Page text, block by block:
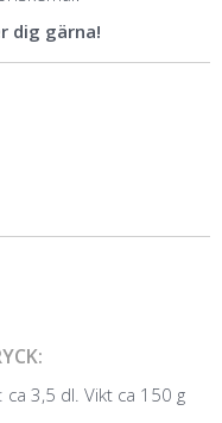
dig gärna!
3,5 dl. Vikt ca 150 g